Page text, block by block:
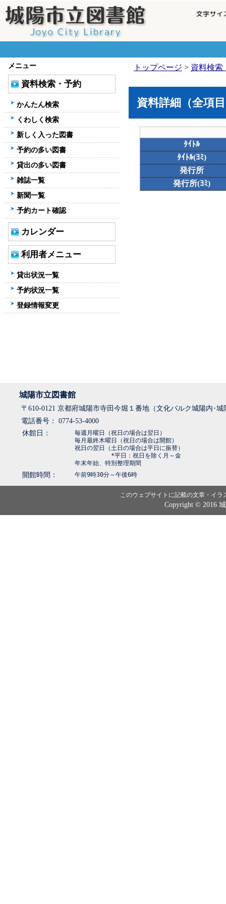
トップページ > 資料検索
資料詳細（全項
ﾀｲﾄﾙ
ﾀｲﾄﾙ(ﾖﾐ)
発行所
発行所(ﾖﾐ)
メニュー
資料検索・予約
かんたん検索
くわしく検索
新しく入った図書
予約の多い図書
貸出の多い図書
雑誌一覧
新聞一覧
予約カート確認
カレンダー
利用者メニュー
貸出状況一覧
予約状況一覧
登録情報変更
城陽市立図書館
〒610-0121 京都府城陽市寺田今堀１番地（文化パルク城陽内･
電話番号： 0774-53-4000
休館日：
毎週月曜日（祝日の場合は翌日）
毎月最終木曜日（祝日の場合は開館）
祝日の翌日（土日の場合は平日に振替）
*平日：祝日を除く月～金
年末年始、特別整理期間
開館時間： 午前9時30分～午後6時
このウェブサイトに記載の文章・イ
Copyright © 2016